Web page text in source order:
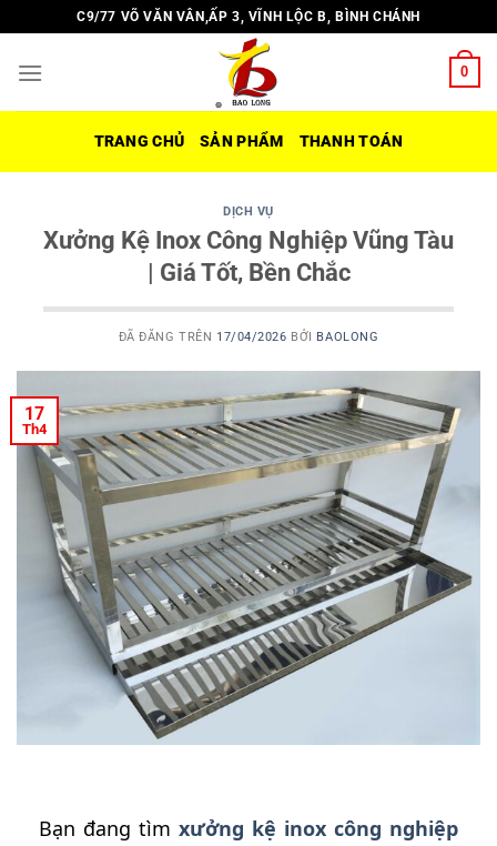
đến
nội
C9/77 VÕ VĂN VÂN,ẤP 3, VĨNH LỘC B, BÌNH CHÁNH
0
TRANG CHỦ SẢN PHẨM THANH TOÁN
DỊCH VỤ
Xưởng Kệ Inox Công Nghiệp Vũng Tàu
| Giá Tốt, Bền Chắc
ĐÃ ĐĂNG TRÊN 17/04/2026 BỞI BAOLONG
17
Th4
Bạn đang tìm xưởng kệ inox công nghiệp